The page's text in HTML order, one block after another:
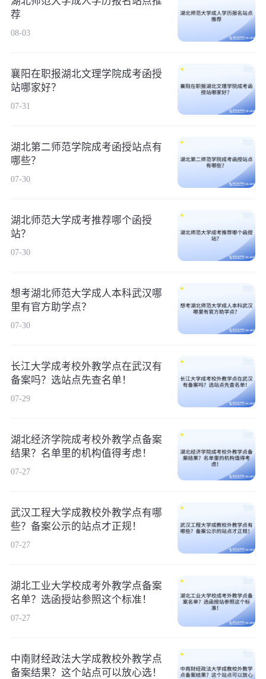
荐
08-03
襄阳在职报湖北文理学院成考函授
站哪家好？
07-31
湖北第二师范学院成考函授站点有
哪些？
07-30
湖北师范大学成考推荐哪个函授
站？
07-30
想考湖北师范大学成人本科武汉哪
里有官方助学点？
07-30
长江大学成考校外教学点在武汉有
备案吗？选站点先查名单！
07-29
湖北经济学院成考校外教学点备案
结果？名单里的机构值得考虑！
07-27
武汉工程大学成教校外教学点有哪
些？备案公示的站点才正规！
07-27
湖北工业大学校成考外教学点备案
名单？选函授站参照这个标准！
07-27
中南财经政法大学成教校外教学点
备案结果？这个站点可以放心选！